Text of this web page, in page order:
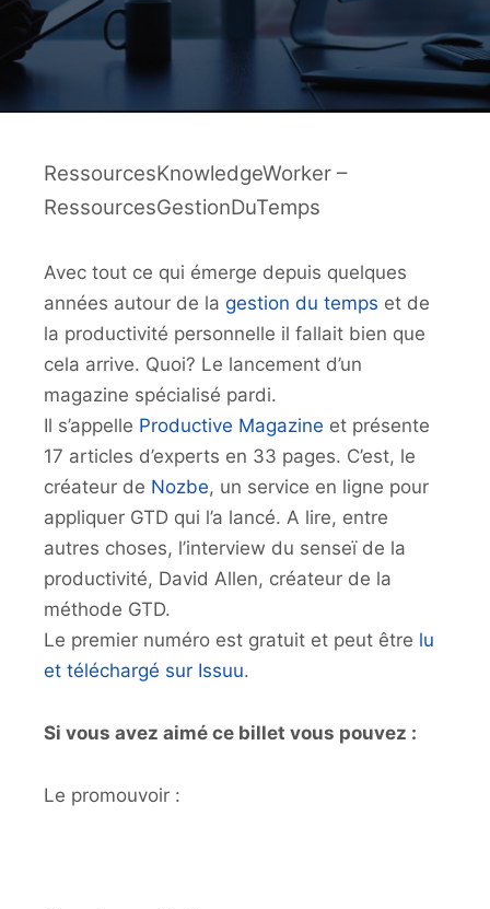
RessourcesKnowledgeWorker –
RessourcesGestionDuTemps
Avec tout ce qui émerge depuis quelques
années autour de la gestion du temps et de
la productivité personnelle il fallait bien que
cela arrive. Quoi? Le lancement d’un
magazine spécialisé pardi.
Il s’appelle Productive Magazine et présente
17 articles d’experts en 33 pages. C’est, le
créateur de Nozbe, un service en ligne pour
appliquer GTD qui l’a lancé. A lire, entre
autres choses, l’interview du senseï de la
productivité, David Allen, créateur de la
méthode GTD.
Le premier numéro est gratuit et peut être lu
et téléchargé sur Issuu.
Si vous avez aimé ce billet vous pouvez :
Le promouvoir :